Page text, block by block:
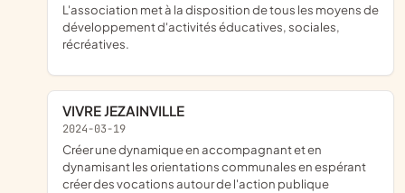
L'association met à la disposition de tous les moyens de
développement d'activités éducatives, sociales,
récréatives.
VIVRE JEZAINVILLE
2024-03-19
créer une dynamique en accompagnant et en
dynamisant les orientations communales en espérant
créer des vocations autour de l'action publique